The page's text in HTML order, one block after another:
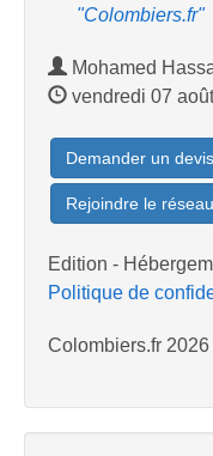
"Colombiers.fr"
Mohamed
vendredi 07
Demander un devis
Rejoindre le
Edition -
Politique de
Colombiers.fr 2026